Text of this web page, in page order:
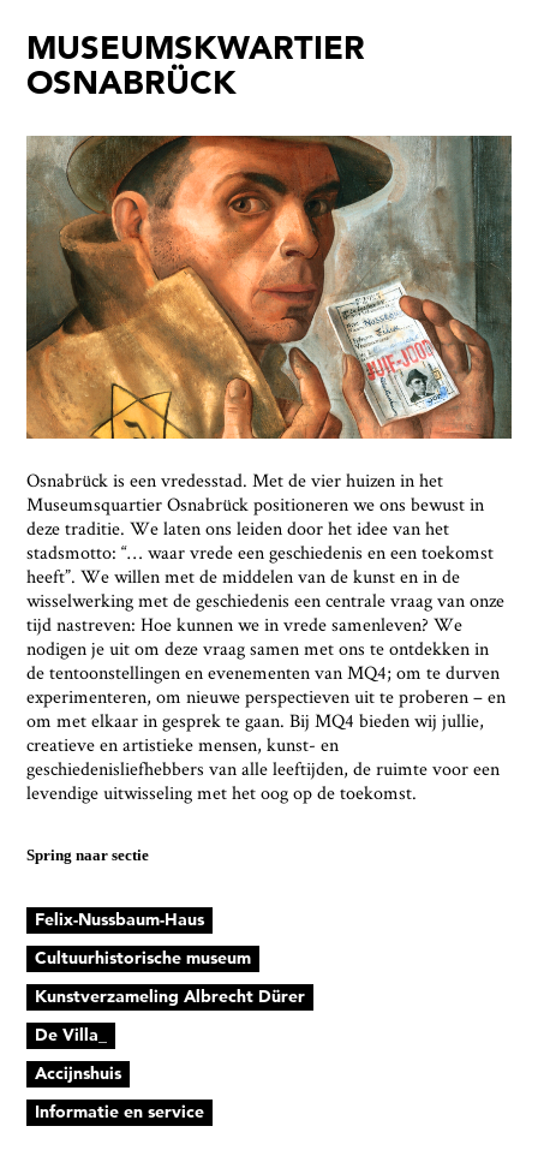
MUSEUMSKWARTIER
OSNABRÜCK
Osnabrück is een vredesstad. Met de vier huizen in het
Museumsquartier Osnabrück positioneren we ons bewust in
deze traditie. We laten ons leiden door het idee van het
stadsmotto: “… waar vrede een geschiedenis en een toekomst
heeft”. We willen met de middelen van de kunst en in de
wisselwerking met de geschiedenis een centrale vraag van onze
tijd nastreven: Hoe kunnen we in vrede samenleven? We
nodigen je uit om deze vraag samen met ons te ontdekken in
de tentoonstellingen en evenementen van MQ4; om te durven
experimenteren, om nieuwe perspectieven uit te proberen – en
om met elkaar in gesprek te gaan. Bij MQ4 bieden wij jullie,
creatieve en artistieke mensen, kunst- en
geschiedenisliefhebbers van alle leeftijden, de ruimte voor een
levendige uitwisseling met het oog op de toekomst.
Spring naar sectie
Felix-Nussbaum-Haus
Cultuurhistorische museum
Kunstverzameling Albrecht Dürer
De Villa_
Accijnshuis
Informatie en service
Ausstellungen
Museumsquartier
Vermittlung
Besuch
Kontakt
1x